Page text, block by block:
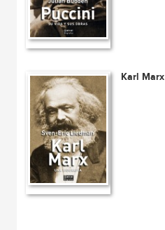
Karl Marx